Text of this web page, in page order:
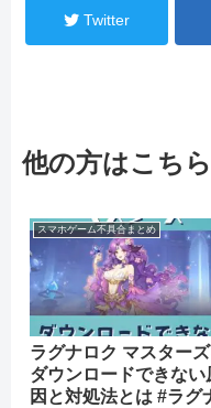
Twitter
他の方はこち
スマホゲーム不具合まとめ
ラグナロク マスター
ダウンロードできない
因と対処法とは #ラグ